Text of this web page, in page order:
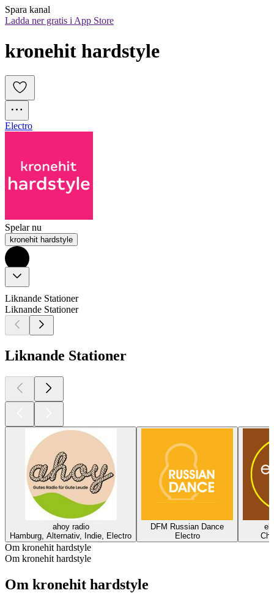
Spara kanal
Ladda ner gratis i App Store
kronehit hardstyle
Electro
Spelar nu
kronehit hardstyle
Liknande Stationer
Liknande Stationer
Liknande Stationer
ahoy radio
Hamburg, Alternativ, Indie, Electro
DFM Russian Dance
Electro
Om kronehit hardstyle
Om kronehit hardstyle
Om kronehit hardstyle